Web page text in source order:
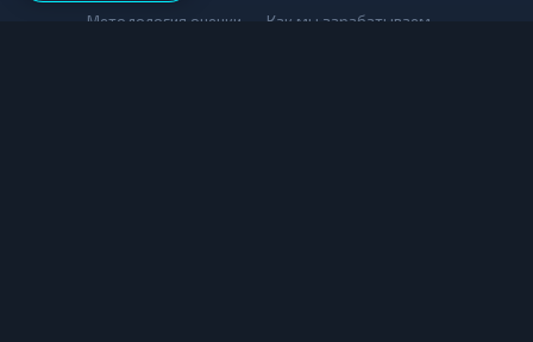
Методология оценки Как мы зарабатываем